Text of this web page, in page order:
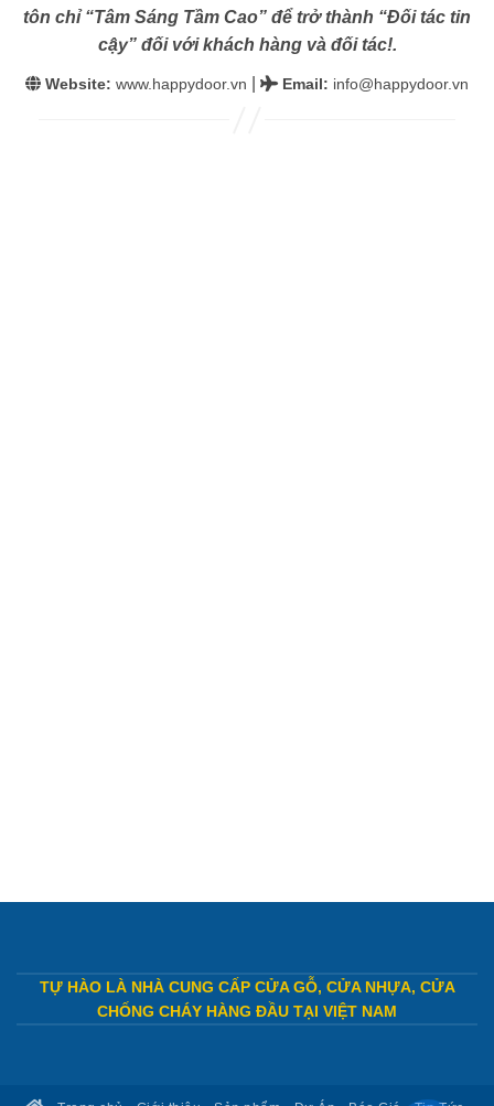
tôn chỉ “Tâm Sáng Tầm Cao” để trở thành “Đối tác tin
cậy” đối với khách hàng và đối tác!.
Website: www.happydoor.vn Email: info@happydoor.vn
TỰ HÀO LÀ NHÀ CUNG CẤP CỬA GỖ, CỬA NHỰA, CỬA
CHỐNG CHÁY HÀNG ĐẦU TẠI VIỆT NAM